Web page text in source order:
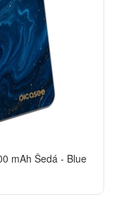
mAh Šedá - Blue